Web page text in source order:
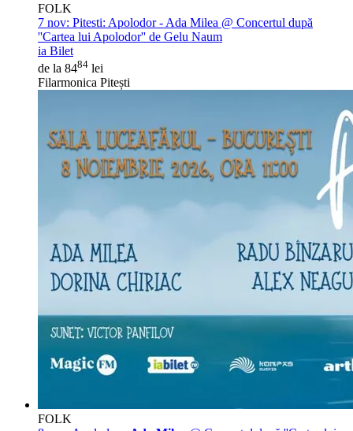
FOLK
7 nov: Pitesti: Apolodor - Ada Milea @ Concertul după
''Cartea lui Apolodor'' de Gelu Naum
ia Bilet
de la 8484 lei
Filarmonica Pitești
FOLK